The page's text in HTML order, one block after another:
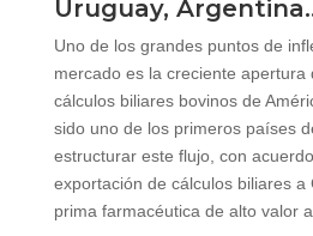
Uruguay,
Uno de los grandes puntos de
mercado es la creciente apertura
cálculos biliares bovinos de
sido uno de los primeros países
estructurar este flujo, con
exportación de cálculos biliares a
prima farmacéutica de alto valor